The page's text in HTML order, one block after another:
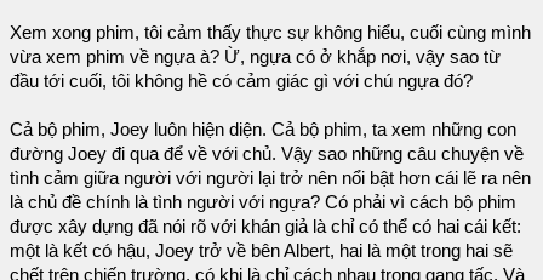
Xem xong phim, tôi cảm thấy thực sự không hiểu, cuối cùng mình
vừa xem phim về ngựa à? Ừ, ngựa có ở khắp nơi, vậy sao từ
đầu tới cuối, tôi không hề có cảm giác gì với chú ngựa đó?
Cả bộ phim, Joey luôn hiện diện. Cả bộ phim, ta xem những con
đường Joey đi qua để về với chủ. Vậy sao những câu chuyện về
tình cảm giữa người với người lại trở nên nổi bật hơn cái lẽ ra nên
là chủ đề chính là tình người với ngựa? Có phải vì cách bộ phim
được xây dựng đã nói rõ với khán giả là chỉ có thể có hai cái kết:
một là kết có hậu, Joey trở về bên Albert, hai là một trong hai sẽ
chết trên chiến trường, có khi là chỉ cách nhau trong gang tấc. Và